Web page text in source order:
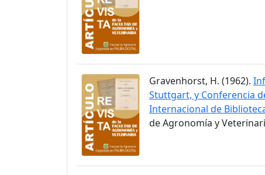
Gravenhorst, H. (1962).
Stuttgart, y Conferencia
Internacional de
de Agronomía y